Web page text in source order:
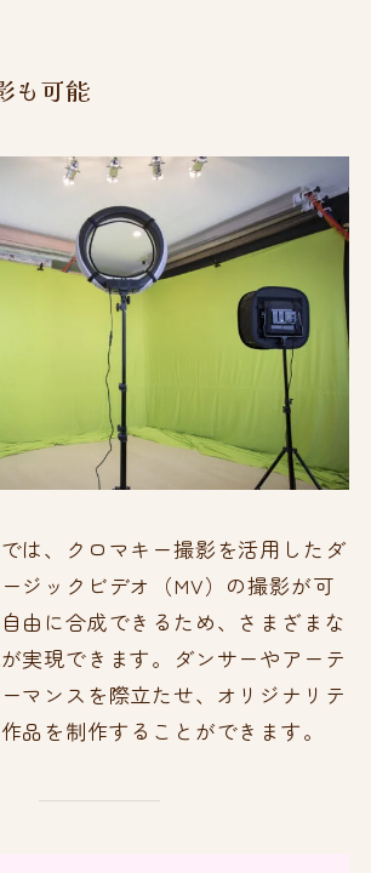
も可能
は、クロマキー撮影を活用したダ
ジックビデオ（MV）の撮影が可
由に合成できるため、さまざまな
実現できます。ダンサーやアーテ
マンスを際立たせ、オリジナリテ
品を制作することができます。